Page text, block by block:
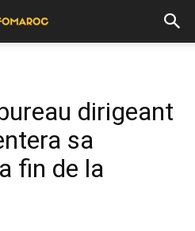
dirigeant
sa
fin de la